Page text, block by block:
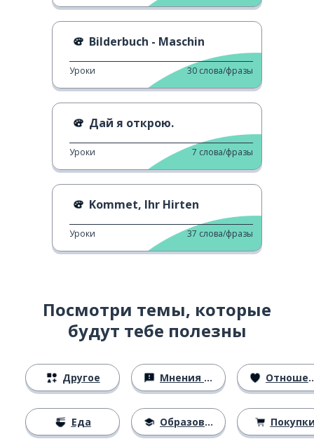
Bilderbuch - Maschin
Уроки 30 слова/фразы
Дай я открою.
Уроки 7 слова/фразы
Kommet, Ihr Hirten
Уроки 37 слова/фразы
Посмотри темы, которые
будут тебе полезны
Другое
Еда
Мнения и убеждения
Образование
Отношения